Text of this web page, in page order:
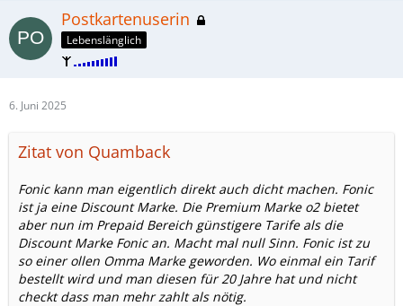
Postkartenuserin
Lebenslänglich
6. Juni 2025
Zitat von Quamback
Fonic kann man eigentlich direkt auch dicht machen. Fonic
ist ja eine Discount Marke. Die Premium Marke o2 bietet
aber nun im Prepaid Bereich günstigere Tarife als die
Discount Marke Fonic an. Macht mal null Sinn. Fonic ist zu
so einer ollen Omma Marke geworden. Wo einmal ein Tarif
bestellt wird und man diesen für 20 Jahre hat und nicht
checkt dass man mehr zahlt als nötig.